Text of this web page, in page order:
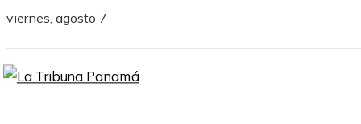
viernes, agosto 7